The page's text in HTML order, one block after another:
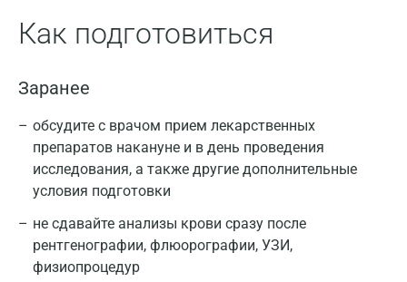
Как подготовиться
Заранее
обсудите с врачом прием лекарственных
препаратов накануне и в день проведения
исследования, а также другие дополнительные
условия подготовки
не сдавайте анализы крови сразу после
рентгенографии, флюорографии, УЗИ,
физиопроцедур